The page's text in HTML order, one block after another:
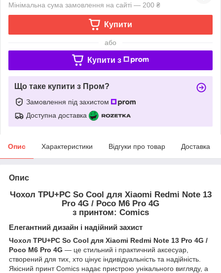
Мінімальна сума замовлення на сайті — 200 ₴
Купити
або
Купити з
Що таке купити з Пром?
Замовлення під захистом
Доступна доставка
Опис Характеристики Відгуки про товар Доставка
Опис
Чохол TPU+PC So Cool для Xiaomi Redmi Note 13
Pro 4G / Poco M6 Pro 4G
з принтом: Comics
Елегантний дизайн і надійний захист
Чохол TPU+PC So Cool для Xiaomi Redmi Note 13 Pro 4G /
Poco M6 Pro 4G — це стильний і практичний аксесуар,
створений для тих, хто цінує індивідуальність та надійність.
Якісний принт Comics надає пристрою унікального вигляду, а